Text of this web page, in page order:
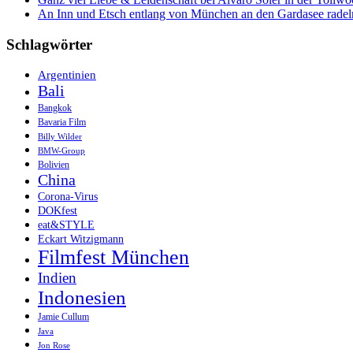
An Inn und Etsch entlang von München an den Gardasee
Schlagwörter
Argentinien
Bali
Bangkok
Bavaria Film
Billy Wilder
BMW-Group
Bolivien
China
Corona-Virus
DOKfest
eat&STYLE
Eckart Witzigmann
Filmfest München
Indien
Indonesien
Jamie Cullum
Java
Jon Rose